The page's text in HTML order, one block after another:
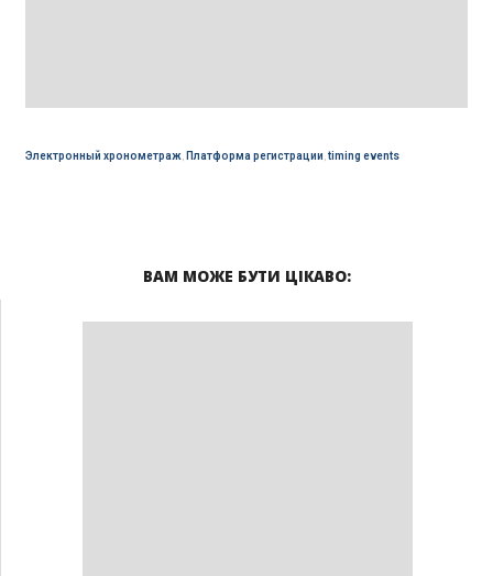
Электронный хронометраж, Платформа регистрации timing events
ВАМ МОЖЕ БУТИ ЦІКАВО: